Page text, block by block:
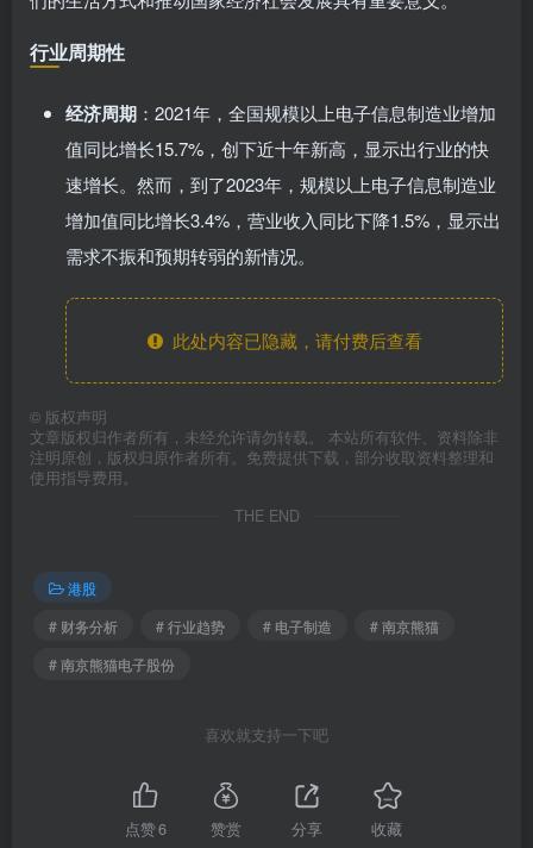
行业周期性
经济周期 ：2021年，全国规模以上电子信息制造业增加
值同比增长15.7%，创下近十年新高，显示出行业的快
速增长。然而，到了2023年，规模以上电子信息制造业
增加值同比增长3.4%，营业收入同比下降1.5%，显示出
需求不振和预期转弱的新情况。
此处内容已隐藏，请付费后查看
© 版权声明
文章版权归作者所有，未经允许请勿转载。 本站所有软件、资料除非
注明原创，版权归原作者所有。免费提供下载，部分收取资料整理和
使用指导费用。
THE END
港股
# 财务分析
# 行业趋势 # 电子制造
# 南京熊猫
# 南京熊猫电子股份
喜欢就支持一下吧
点赞6 赞赏 分享 收藏